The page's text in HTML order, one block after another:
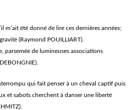
m’ait été donné de lire ces dernières années;
(Raymond POUILLIART).
parsemée de lumineuses associations
qui fait penser à un cheval captif puis
et sabots cherchent à danser une liberté